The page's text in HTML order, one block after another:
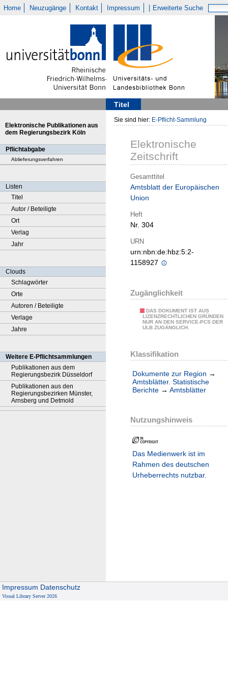
Home Neuzugänge Kontakt Impressum Erweiterte Suche
Titel
Elektronische Publikationen aus
dem Regierungsbezirk Köln
Pflichtabgabe
Ablieferungsverfahren
Listen
Titel
Autor / Beteiligte
Ort
Verlag
Jahr
Clouds
Schlagwörter
Orte
Autoren / Beteiligte
Verlage
Jahre
Weitere E-Pflichtsammlungen
Publikationen aus dem
Regierungsbezirk Düsseldorf
Publikationen aus den
Regierungsbezirken Münster,
Arnsberg und Detmold
Sie sind hier: E-Pflicht-Sammlung
Elektronische
Zeitschrift
Gesamttitel
Amtsblatt der Europäischen
Union
Heft
Nr. 304
URN
urn:nbn:de:hbz:5:2-
1158927
Zugänglichkeit
DAS DOKUMENT IST AUS
LIZENZRECHTLICHEN GRÜNDEN
NUR AN DEN SERVICE-PCS DER
ULB ZUGÄNGLICH.
Klassifikation
Dokumente zur Region →
Amtsblätter. Statistische
Berichte → Amtsblätter
Nutzungshinweis
Das Medienwerk ist im
Rahmen des deutschen
Urheberrechts nutzbar.
Impressum Datenschutz
Visual Library Server 2026